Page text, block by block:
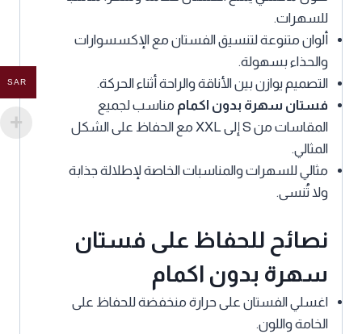
للسهرات.
ألوان متنوعة لتنسيق الفستان مع الإكسسوارات
والحذاء بسهولة.
التصميم يوازن بين الأناقة والراحة أثناء الحركة.
فستان سهرة بدون اكمام مناسب لجميع
المقاسات من S إلى XXL مع الحفاظ على الشكل
المثالي.
مثالي للسهرات والمناسبات الخاصة لإطلالة جذابة
ولا تُنسى.
نصائح للحفاظ على فستان
سهرة بدون اكمام
اغسلي الفستان على حرارة منخفضة للحفاظ على
الخامة واللون.
SAR